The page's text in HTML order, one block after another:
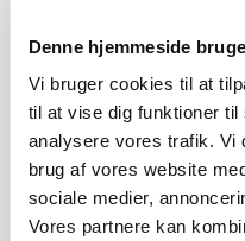
Denne hjemmeside
Vi bruger cookies til at
til at vise dig funktioner
analysere vores trafik. Vi
brug af vores website
sociale medier,
Vores partnere kan
BUSINESS
Ejer eller medejer?
landbrugets